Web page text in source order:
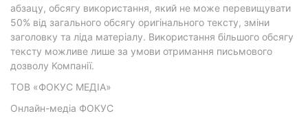
абзацу, обсягу використання, який не може перевищувати
50% від загального обсягу оригінального тексту, зміни
заголовку та ліда матеріалу. Використання більшого обсягу
тексту можливе лише за умови отримання письмового
дозволу Компанії.
ТОВ «ФОКУС МЕДІА»
Онлайн-медіа ФОКУС